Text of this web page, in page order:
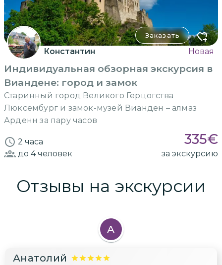
Заказать
Константин Новая
Индивидуальная обзорная экскурсия в
Виандене: город и замок
Старинный город Великого Герцогства
Люксембург и замок-музей Вианден – алмаз
Арденн за пару часов
2 часа 335€
до 4человек за экскурсию
Отзывы на экскурсии
А
Анатолий